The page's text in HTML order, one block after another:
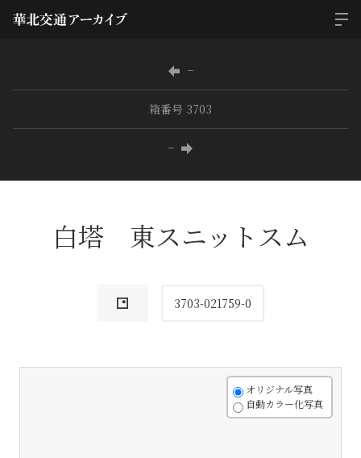
−
箱番号 3703
−
白塔 東スニットスム
3703-021759-0
オリジナル写真
自動カラー化写真